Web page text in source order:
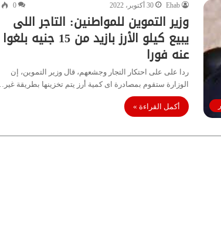
Ehab 30 أكتوبر، 2022 0
وزير التموين للمواطنين: التاجر اللى
يبيع كيلو الأرز بازيد من 15 جنيه بلغوا
عنه فورا
ردا على على احتكار التجار وجشعهم، قال وزير التموين، إن
الوزارة ستقوم بمصادرة اى كمية أرز يتم تخزينها بطريقة غير…
أكمل القراءة »